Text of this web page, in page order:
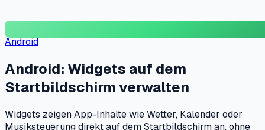
Android
Android: Widgets auf dem
Startbildschirm verwalten
Widgets zeigen App-Inhalte wie Wetter, Kalender oder
Musiksteuerung direkt auf dem Startbildschirm an, ohne